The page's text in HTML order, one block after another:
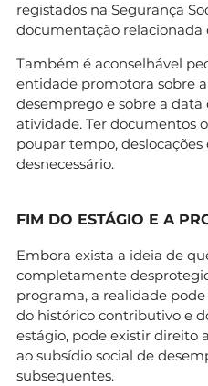
registados na Segurança
documentação relacionada
Também é aconselhável
entidade promotora sobre
desemprego e sobre a data
atividade. Ter documentos
poupar tempo,
desnecessário.
FIM DO ESTÁGIO E A
Embora exista a ideia de
completamente
programa, a realidade
do histórico contributivo e
estágio, pode existir direito
ao subsídio social de
subsequentes.